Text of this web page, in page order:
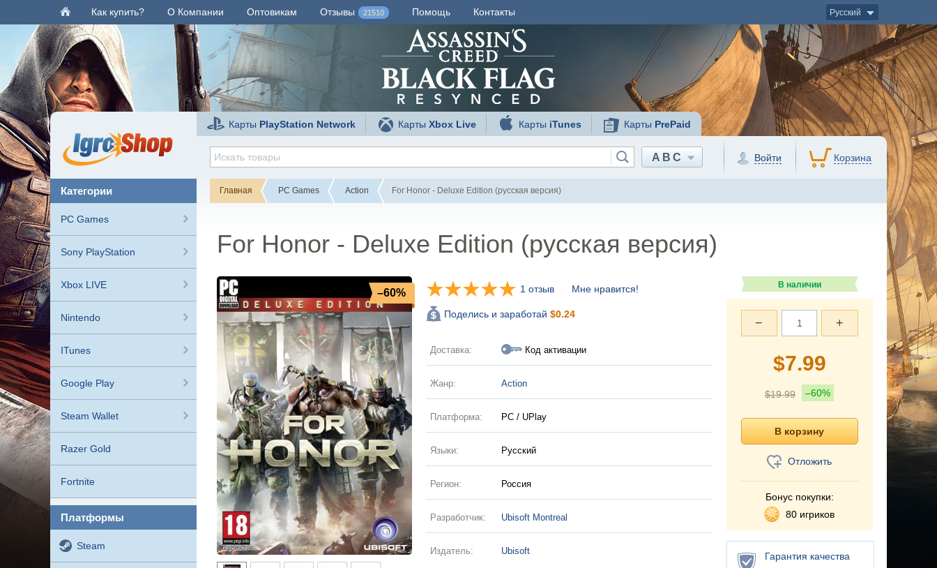
Как купить? О Компании Оптовикам Отзывы 21510 Помощь Контакты Русский
Карты PlayStation Network КартыXbox Live Карты iTunes Карты PrePaid
ABC Войти Корзина
категории
PC Games
Sony PlayStation
Xbox LIVE
Nintendo
ITunes
Google Play
Steam Wallet
Razer Gold
Fortnite
платформы
Steam
Главная PC Games Action For Honor - Deluxe Edition (русская версия)
For Honor - Deluxe Edition (русская версия)
–60% 1 отзыв Мне нравится!
Поделись и заработай $0.24
Доставка: Код активации
Жанр: Action
Платформа: PC / UPlay
Языки: Русский
Регион: Россия
Разработчик: Ubisoft Montreal
Издатель: Ubisoft
В наличии
+
−
$7.99
$19.99 –60%
Отложить
Бонус покупки:
80 игриков
Гарантия качества